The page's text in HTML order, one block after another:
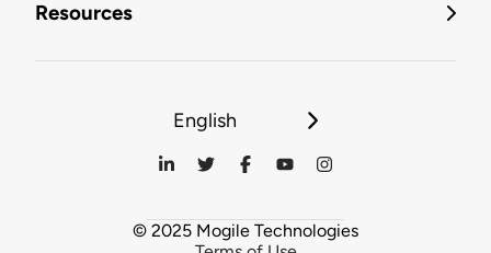
Resources
English
© 2025 Mogile Technologies